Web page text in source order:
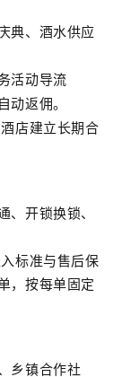
典、酒水供应
活动导流
动返佣。
店建立长期合
开锁换锁、
标准与售后保
，按每单固定
乡镇合作社